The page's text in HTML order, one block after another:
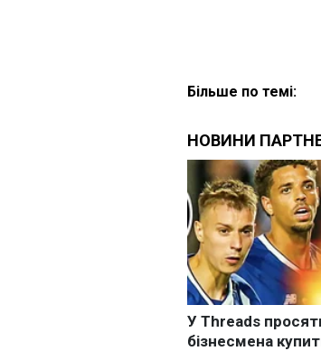
Більше по темі: